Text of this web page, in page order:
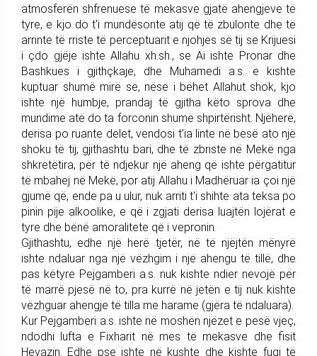
atmosferën shfrenuese të mekasve gjatë ahengjeve të
tyre, e kjo do t'i mundësonte atij që të zbulonte dhe të
arrinte të rriste të perceptuarit e njohjes së tij se Krijuesi
i çdo gjëje ishte Allahu xh.sh., se Ai ishte Pronar dhe
Bashkues i gjithçkaje, dhe Muhamedi a.s. e kishte
kuptuar shumë mirë se, nëse i bëhet Allahut shok, kjo
ishte një humbje, prandaj të gjitha këto sprova dhe
mundime atë do ta forconin shumë shpirtërisht. Njëherë,
derisa po ruante delet, vendosi t'ia linte në besë ato një
shoku të tij, gjithashtu bari, dhe të zbriste në Mekë nga
shkretëtira, për të ndjekur një aheng që ishte përgatitur
të mbahej në Mekë, por atij Allahu i Madhëruar ia çoi një
gjumë që, ende pa u ulur, nuk arriti t'i shihte ata teksa po
pinin pije alkoolike, e që i zgjati derisa luajtën lojërat e
tyre dhe bënë amoralitete që i vepronin.
Gjithashtu, edhe një herë tjetër, në të njëjtën mënyrë
ishte ndaluar nga një vëzhgim i një ahengu të tillë, dhe
pas këtyre Pejgamberi a.s. nuk kishte ndier nevojë për
të marrë pjesë në to, pra kurrë në jetën e tij nuk kishte
vëzhguar ahengje të tilla me harame (gjëra të ndaluara).
Kur Pejgamberi a.s. ishte në moshën njëzet e pesë vjeç,
ndodhi lufta e Fixharit në mes të mekasve dhe fisit
Hevazin. Edhe pse ishte në kushte dhe kishte fuqi të